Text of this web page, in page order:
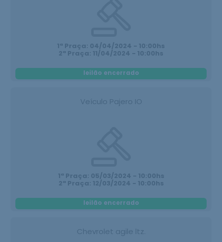
1ª Praça: 04/04/2024 - 10:00hs
2ª Praça: 11/04/2024 - 10:00hs
leilão encerrado
Veículo Pajero IO
1ª Praça: 05/03/2024 - 10:00hs
2ª Praça: 12/03/2024 - 10:00hs
leilão encerrado
Chevrolet agile ltz.